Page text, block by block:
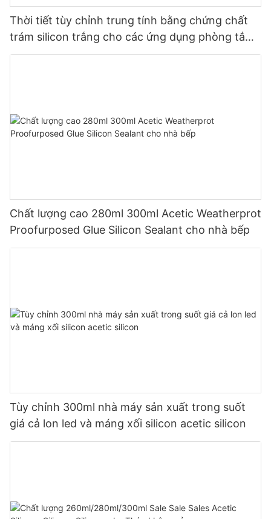
Thời tiết tùy chỉnh trung tính bằng chứng chất
trám silicon trắng cho các ứng dụng phòng tắm
nhà bếp
Chất lượng cao 280ml 300ml Acetic Weatherprot
Proofurposed Glue Silicon Sealant cho nhà bếp
Tùy chỉnh 300ml nhà máy sản xuất trong suốt
giá cả lon led và máng xối silicon acetic silicon